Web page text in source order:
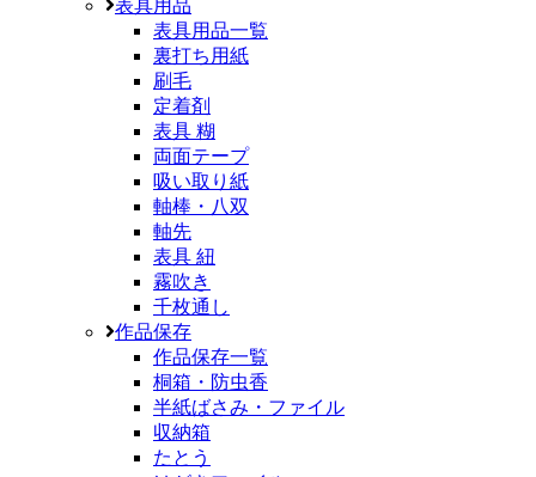
表具用品
表具用品一覧
裏打ち用紙
刷毛
定着剤
表具 糊
両面テープ
吸い取り紙
軸棒・八双
軸先
表具 紐
霧吹き
千枚通し
作品保存
作品保存一覧
桐箱・防虫香
半紙ばさみ・ファイル
収納箱
たとう